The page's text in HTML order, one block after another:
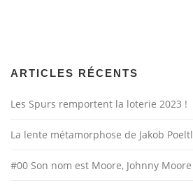
ARTICLES RÉCENTS
Les Spurs remportent la loterie 2023 !
La lente métamorphose de Jakob Poeltl
#00 Son nom est Moore, Johnny Moore